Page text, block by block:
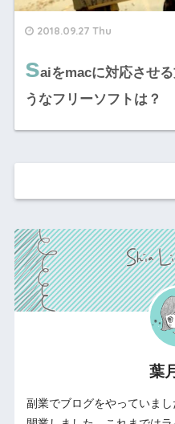
2018.09.27 Thu
saiをmacに対応させ
うなフリーソフトは？
葉
副業でブログをやっていま